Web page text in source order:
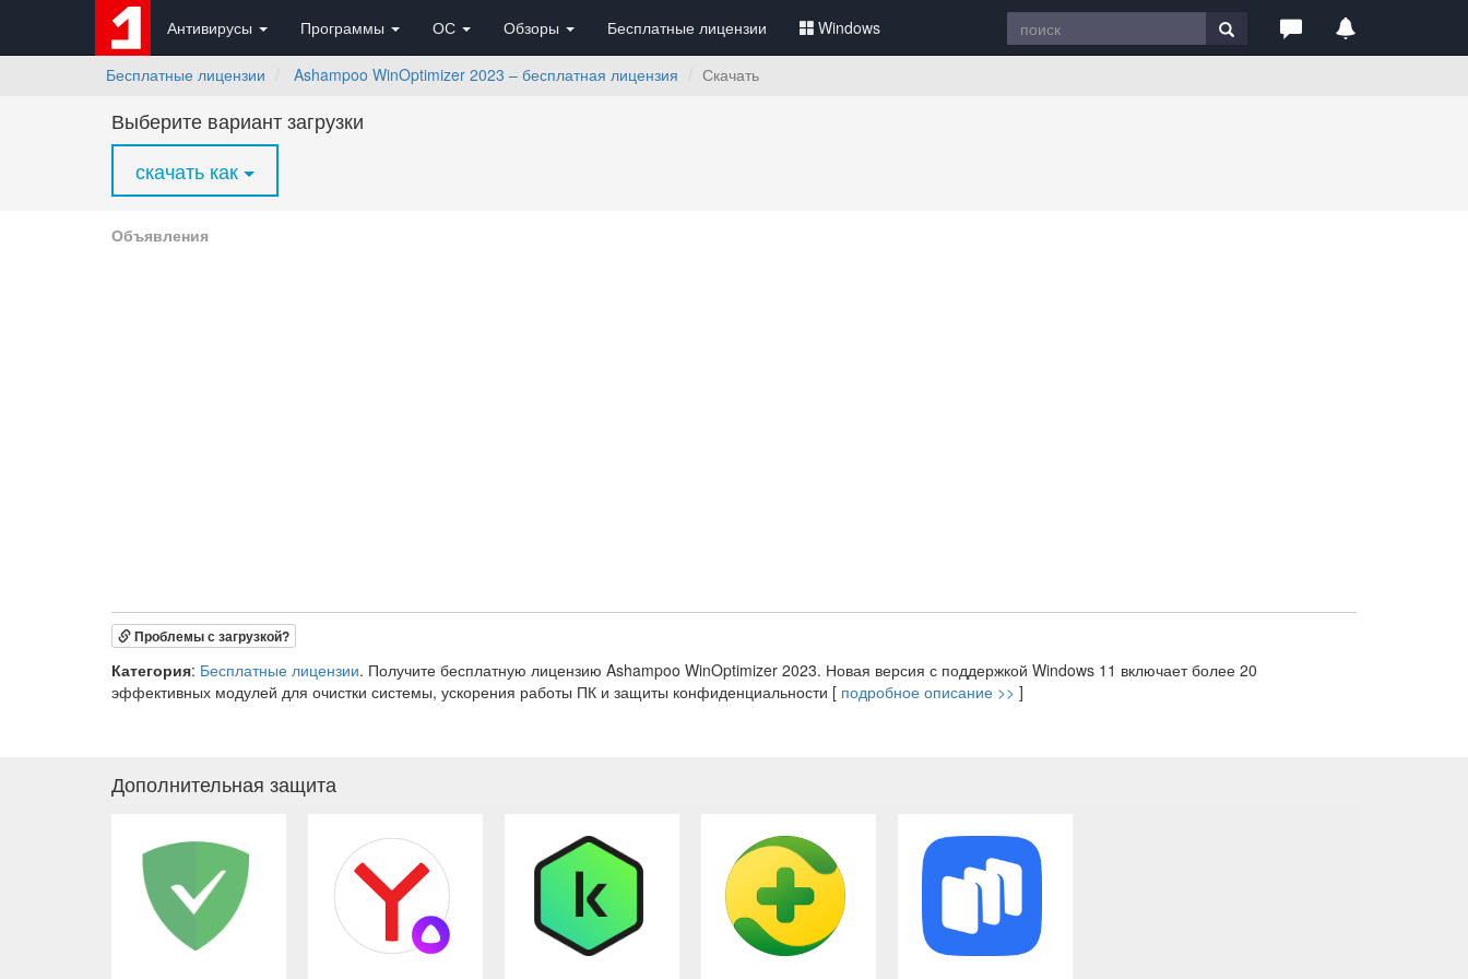
Антивирусы Программы ОС Обзоры Бесплатные лицензии Windows
Бесплатные лицензии Ashampoo WinOptimizer 2023 – бесплатная лицензия Скачать
Выберите вариант загрузки
скачать как
Объявления
Проблемы с загрузкой?
Категория: Бесплатные лицензии. Получите бесплатную лицензию Ashampoo WinOptimizer 2023. Новая версия с поддержкой Windows 11 включает более 20
эффективных модулей для очистки системы, ускорения работы ПК и защиты конфиденциальности [ подробное описание >> ]
Дополнительная защита